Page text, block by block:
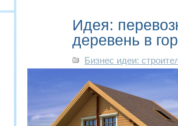
Идея:
деревень в
Бизнес идеи: